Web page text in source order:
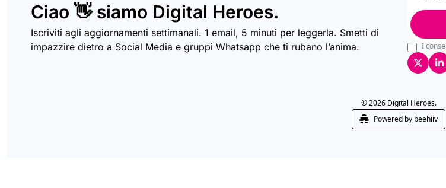
Ciao 👋 siamo Digital Heroes.
Iscriviti agli aggiornamenti settimanali. 1 email, 5 minuti per leggerla. Smetti di
impazzire dietro a Social Media e gruppi Whatsapp che ti rubano l’anima.
I
© 2026 Digital Heroes.
Powered by beehiiv